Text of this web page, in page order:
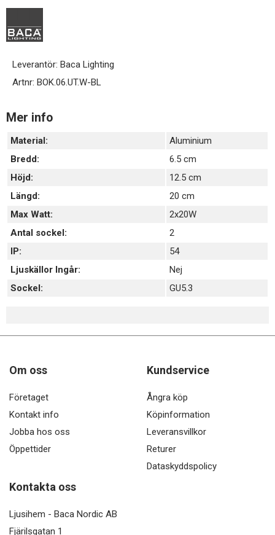
Leverantör: Baca Lighting
Artnr: BOK.06.UT.W-BL
Mer info
Material:
Aluminium
Bredd:
6.5 cm
Höjd:
12.5 cm
Längd:
20 cm
Max Watt:
2x20W
Antal sockel:
2
IP:
54
Ljuskällor Ingår:
Nej
Sockel:
GU5.3
Om oss
Företaget
Kontakt info
Jobba hos oss
Öppettider
Kundservice
Ångra köp
Köpinformation
Leveransvillkor
Returer
Dataskyddspolicy
Kontakta oss
Ljusihem - Baca Nordic AB
Fjärilsgatan 1